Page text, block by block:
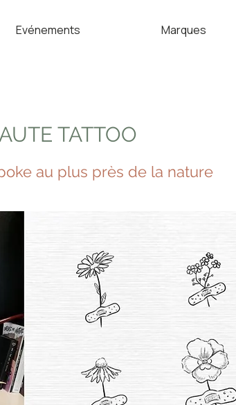
Evénements Marques
TATTOO
au plus près de la nature